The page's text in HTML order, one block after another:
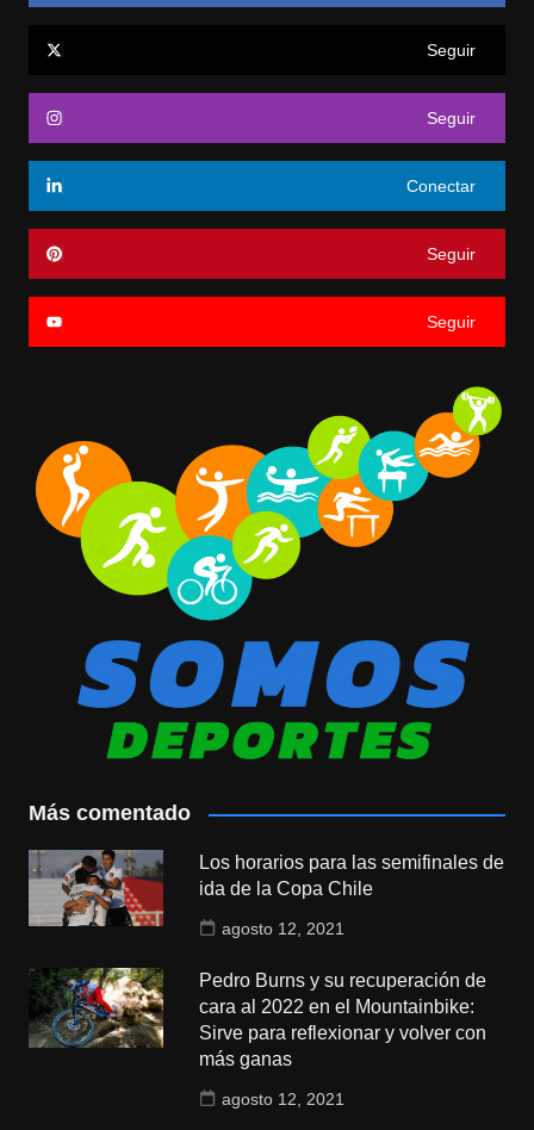
Seguir
Seguir
Conectar
Seguir
Seguir
Más comentado
Los horarios para las semifinales de
ida de la Copa Chile
agosto 12, 2021
Pedro Burns y su recuperación de
cara al 2022 en el Mountainbike:
Sirve para reflexionar y volver con
más ganas
agosto 12, 2021